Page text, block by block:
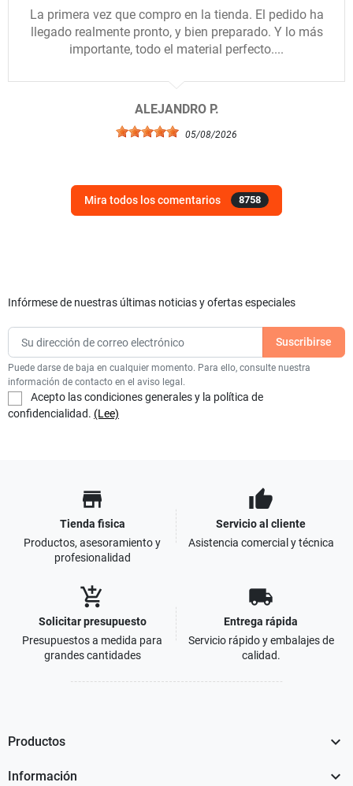
La primera vez que compro en la tienda. El pedido ha
llegado realmente pronto, y bien preparado. Y lo más
importante, todo el material perfecto....
ALEJANDRO P.
05/08/2026
Mira todos los comentarios 8758
Infórmese de nuestras últimas noticias y ofertas especiales
Puede darse de baja en cualquier momento. Para ello, consulte nuestra
información de contacto en el aviso legal.
Acepto las condiciones generales y la política de
confidencialidad. (Lee)
store
Tienda fisica
Productos, asesoramiento y
profesionalidad
thumb_up
Servicio al cliente
Asistencia comercial y técnica
add_shopping_cart
Solicitar presupuesto
Presupuestos a medida para
grandes cantidades
local_shipping
Entrega rápida
Servicio rápido y embalajes de
calidad.
Productos 
Información 